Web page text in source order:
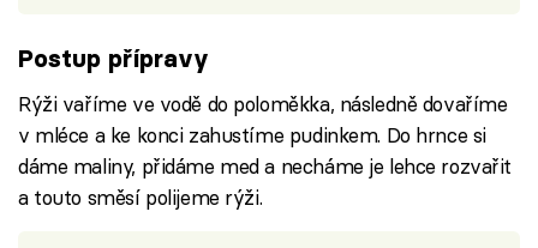
Postup přípravy
Rýži vaříme ve vodě do poloměkka, následně dovaříme
v mléce a ke konci zahustíme pudinkem. Do hrnce si
dáme maliny, přidáme med a necháme je lehce rozvařit
a touto směsí polijeme rýži.